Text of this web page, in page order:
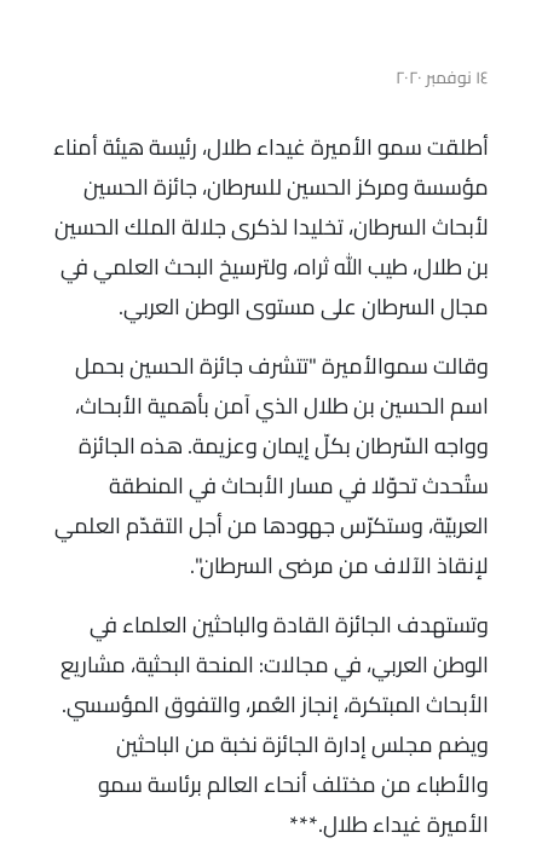
١٤ نوفمبر ٢٠٢٠
أطلقت سمو الأميرة غيداء طلال، رئيسة هيئة أمناء
مؤسسة ومركز الحسين للسرطان، جائزة الحسين
لأبحاث السرطان، تخليدا لذكرى جلالة الملك الحسين
بن طلال، طيب الله ثراه، ولترسيخ البحث العلمي في
مجال السرطان على مستوى الوطن العربي.
وقالت سموالأميرة "تتشرف جائزة الحسين بحمل
اسم الحسين بن طلال الذي آمن بأهمية الأبحاث،
وواجه السّرطان بكلّ إيمان وعزيمة. هذه الجائزة
ستُحدث تحوّلا في مسار الأبحاث في المنطقة
العربيّة، وستكرّس جهودها من أجل التقدّم العلمي
لإنقاذ الآلاف من مرضى السرطان".
وتستهدف الجائزة القادة والباحثين العلماء في
الوطن العربي، في مجالات: المنحة البحثية، مشاريع
الأبحاث المبتكرة، إنجاز العُمر، والتفوق المؤسسي.
ويضم مجلس إدارة الجائزة نخبة من الباحثين
والأطباء من مختلف أنحاء العالم برئاسة سمو
الأميرة غيداء طلال.***